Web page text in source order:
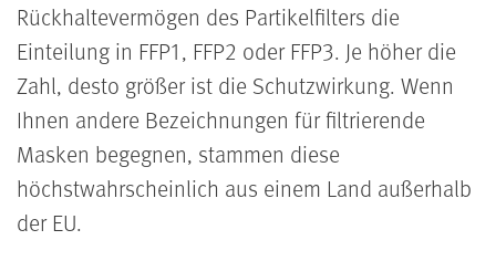
Rückhaltevermögen des Partikelfilters die
Einteilung in FFP1, FFP2 oder FFP3. Je höher die
Zahl, desto größer ist die Schutzwirkung. Wenn
Ihnen andere Bezeichnungen für filtrierende
Masken begegnen, stammen diese
höchstwahrscheinlich aus einem Land außerhalb
der EU.